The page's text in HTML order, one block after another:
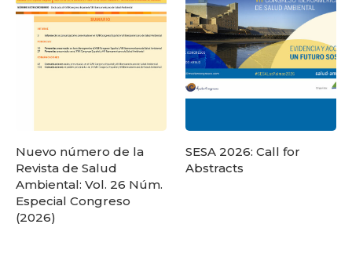
Nuevo número de la
Revista de Salud
Ambiental: Vol. 26 Núm.
Especial Congreso
(2026)
SESA 2026: Call for
Abstracts